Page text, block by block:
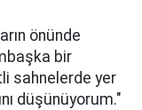
önünde
bir
sahnelerde yer
düşünüyorum."